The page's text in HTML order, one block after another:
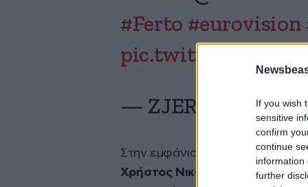
If you wish
sensitive
confirm
continue
information
further
#Ferto #eurovision
pic.twitter.com/
— ZJERM🔥
Στην εμφάνιση συμμετέχουν,
Χρήστος Νικολάου
, ενώ ο